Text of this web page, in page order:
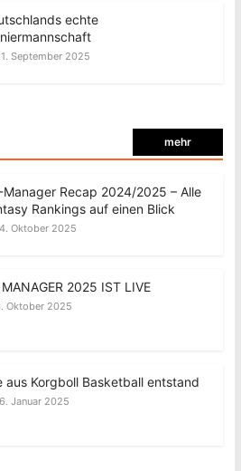
echte
September 2025
mehr
Manager Recap 2024/2025 – Alle
Rankings auf einen Blick
Oktober 2025
MANAGER 2025 IST LIVE
Oktober 2025
aus Korgboll Basketball entstand
Januar 2025